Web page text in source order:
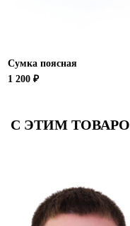
Сумка поясная
1 200 ₽
С ЭТИМ